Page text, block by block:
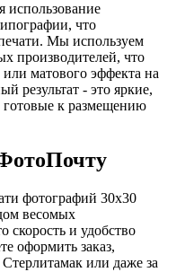
использование
что
Мы используем
производителей, что
или матового эффекта на
результат - это яркие,
готовые к размещению
фотографий 30х30
весомых
скорость и удобство
оформить заказ,
или даже за